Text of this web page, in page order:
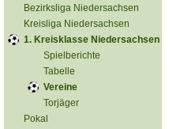
Bezirksliga Niedersachsen
Kreisliga Niedersachsen
1. Kreisklasse Niedersachsen
Spielberichte
Tabelle
Vereine
Torjäger
Pokal